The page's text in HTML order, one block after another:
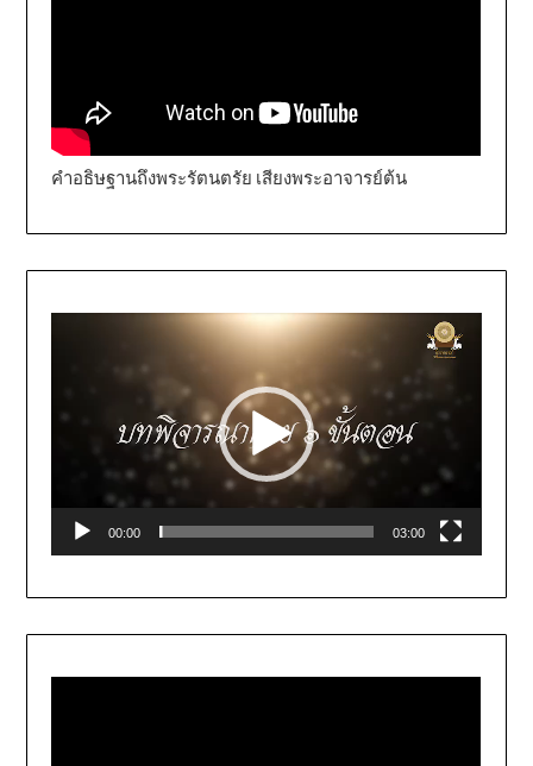
คำอธิษฐานถึงพระรัตนตรัย เสียงพระอาจารย์ต้น
00:00 03:00